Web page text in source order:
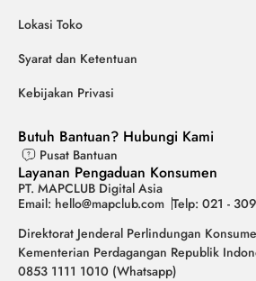
Lokasi Toko
Syarat dan Ketentuan
Kebijakan Privasi
Butuh Bantuan? Hubungi Kami
Pusat Bantuan
Layanan Pengaduan Konsumen
PT. MAPCLUB Digital Asia
Email: hello@mapclub.com Telp: 021 -
Direktorat Jenderal Perlindungan
Kementerian Perdagangan Republik
0853 1111 1010 (Whatsapp)